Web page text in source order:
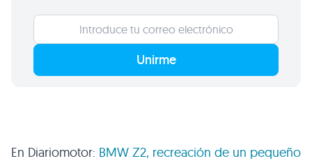
Unirme
En Diariomotor: BMW Z2, recreación de un pequeño